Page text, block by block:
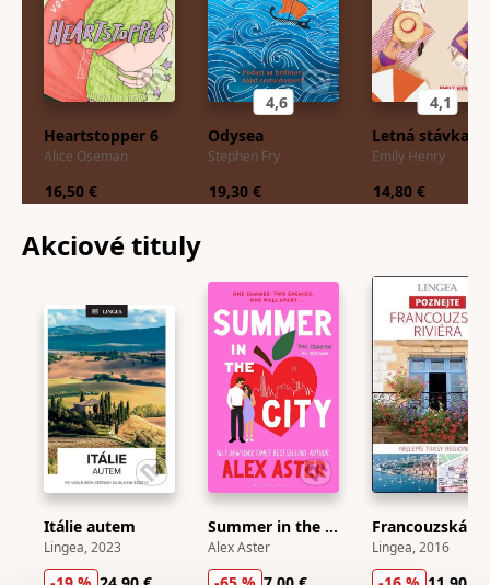
Heartstopper 6
Alice Oseman
16,50 €
4,6
Odysea
Stephen Fry
19,30 €
4,1
Letná stávka
Emily Henry
14,80 €
Akciovétituly
Itálie autem
Lingea, 2023
Summer in the City
Alex Aster Lingea, 2016